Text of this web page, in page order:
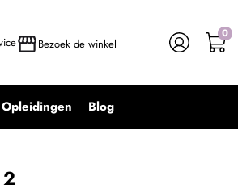
Bezoek de winkel
0
Blog
+ In winkelwagen